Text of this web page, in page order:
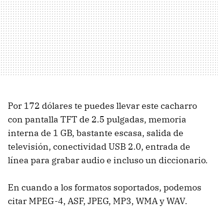
Por 172 dólares te puedes llevar este cacharro
con pantalla TFT de 2.5 pulgadas, memoria
interna de 1 GB, bastante escasa, salida de
televisión, conectividad USB 2.0, entrada de
línea para grabar audio e incluso un diccionario.
En cuando a los formatos soportados, podemos
citar MPEG-4, ASF, JPEG, MP3, WMA y WAV.